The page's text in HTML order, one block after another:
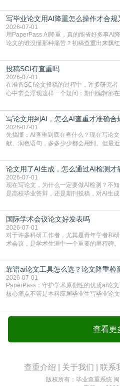
广阔学术天地的大门，连接着个体研究与
就为大家介绍“学术会议投稿意义”。一、
常具有周期短、时效性强的特点。相比期刊
写毕业论文用AI降重怎么操作才合规
2026-07-01
用PaperPass AI降重，真的能省好多事AI
论文的谁没懂那种痛苦？初稿查重出来飘
到秃头。这时候靠谱的AI降重真的就是救
三天都做不完的事。不是所有人都需要用
真的可以试试：初稿写完重复率远超要
投稿SCI有查重吗
2026-07-01
在准备SCI论文投稿的过程中，许多研究者
心中常会浮现这样一个疑问：期刊编辑部
论文的初审通过率。实际上，SCI期刊对
或缺的一环。本篇AEIC学术交流中心小编
一、查重是标准流程答案是明确的：绝大多
写论文用到AI，怎么AI查重才准确合
2026-07-01
先搞懂：AI查重到底在查什么？现在写论
献、润色语句，多多少少都会用到。但最
须加做AI查重。很多人分不清，AI查重和
通查重查的是你的文字和已公开文献的重
的内容里，有多少是AI生成的，防的是过
论文用了AI生成，怎么通过AI检测才
2026-07-01
现在写论文，为什么一定要做AI检测？不
是高校毕业答辩，还是期刊投稿，对AI生
要求修改，还差点被判定学术不规范，真
刊，都已经明确出台了相关规定：如果使
注，未标注的AI生成内容会被认定为不符合
国际学术会议论文好发表吗
2026-07-01
对于许多科研工作者，尤其是青年学者和
术会议，是学术生涯中一个重要的里程碑
疑问：国际学术会议论文到底好不好发表
AEIC学术交流中心小编就为大家介绍“国际
文发表的相对优势与期刊论文相比，国际会
靠谱ai论文工具怎么选？论文降重检
2026-07-01
PaperPass：守护学术原创性的优质ai论
核心痛点不管是本科应届毕业生写毕业论
自己逐句读逐句改，熬好几个大夜不说，
率超标，再返工太折腾。现在有了成熟的
决。靠谱的ai论文工具，不止能帮你梳
查看更
查重介绍 关于我们 联系
版权所有：毕业查重系统